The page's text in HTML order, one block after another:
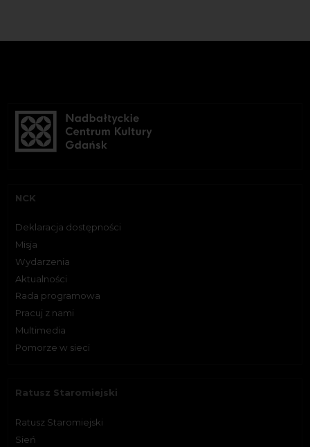
NCK
Deklaracja dostępności
Misja
Wydarzenia
Aktualności
Rada programowa
Pracuj z nami
Multimedia
Pomorze w sieci
Ratusz Staromiejski
Ratusz Staromiejski
Sień